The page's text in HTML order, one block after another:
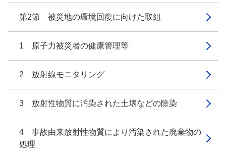
第2節 被災地の環境回復に向けた取組
1 原子力被災者の健康管理等
2 放射線モニタリング
3 放射性物質に汚染された土壌などの除染
4 事故由来放射性物質により汚染された廃棄物の
処理